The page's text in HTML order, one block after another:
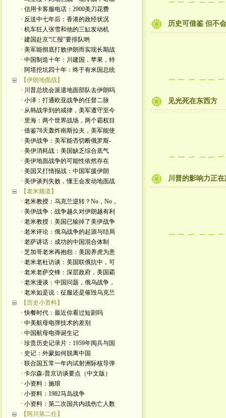
· 信用卡客服电话：2900美刀花费
· 反送中七年后：香港的政经状况
· 机车狂人张雪和他的三缸发动机
· 建国赴京“汇报”要排队哟
· 美军能彻底打败伊朗而实现长期战
· 中国制造十年：川建国，苹果，特
· 阿塔挖坑四十年：终于有米国总统
【伊朗地面战】
· 川普总统会派遣地面部队去伊朗吗
· 小泽：打通欧亚战争的任督二脉
· 从韩战学到的戒律，美军遵守至今
· 里海：两个世界战场，两个霸权目
· 借鉴78天轰炸南斯拉夫，美军能使
· 美伊战争：美军能否切断俄罗斯-
· 美伊消耗战：美国缺乏综合底气
· 美伊地面战争的可能性依然存在
· 美国又打情报战：中国军援伊朗
· 美伊谈判失败，懂王会发动地面战
【老米频道】
· 老米教授：乌克兰逆转？No，No，
· 美伊战争：战争越久对伊朗越有利
· 老米教授：美国已输掉了美伊战争
· 老米评论：俄乌战争的起源与结局
· 老萨讲话：成功的中国混合体制
· 芝加哥老米再抱怨：美国养虎为患
· 老米老杜访谈：美国联俄抗中，可
· 老米老萨交锋：深层政府，美国霸
· 老米漫谈：中国问题，俄乌战争，
· 老米如是说：征服还是催毁乌克兰
【历史小资料】
· 快餐时代：最近你看过短剧吗
· 中美航母电弹技术的差别
· 中国航母电弹诞生记
· 珍贵历史记录片：1959年阅兵与国
· 史记：外蒙如何脱离中国
· 联合国五常一年内试射洲际核导弹
· 卡尔森-普京访谈要点（中文版）
· 小资料：施琅
· 小资料：1982马岛战争
· 小资料：第二次国共内战伤亡人数
【阿川第二任】
历史可借鉴 但不
见光死在东西方
川普的影响力正